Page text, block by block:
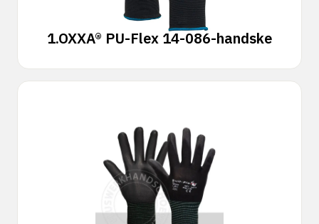
1.OXXA® PU-Flex 14-086-handske